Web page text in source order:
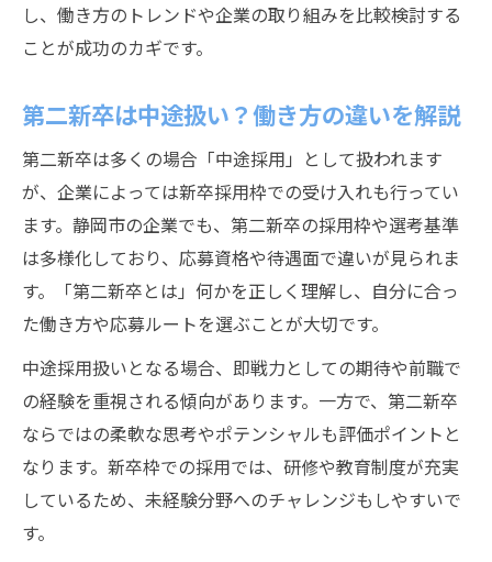
し、働き方のトレンドや企業の取り組みを比較検討する
ことが成功のカギです。
第二新卒は中途扱い？働き方の違いを解説
第二新卒は多くの場合「中途採用」として扱われます
が、企業によっては新卒採用枠での受け入れも行ってい
ます。静岡市の企業でも、第二新卒の採用枠や選考基準
は多様化しており、応募資格や待遇面で違いが見られま
す。「第二新卒とは」何かを正しく理解し、自分に合っ
た働き方や応募ルートを選ぶことが大切です。
中途採用扱いとなる場合、即戦力としての期待や前職で
の経験を重視される傾向があります。一方で、第二新卒
ならではの柔軟な思考やポテンシャルも評価ポイントと
なります。新卒枠での採用では、研修や教育制度が充実
しているため、未経験分野へのチャレンジもしやすいで
す。